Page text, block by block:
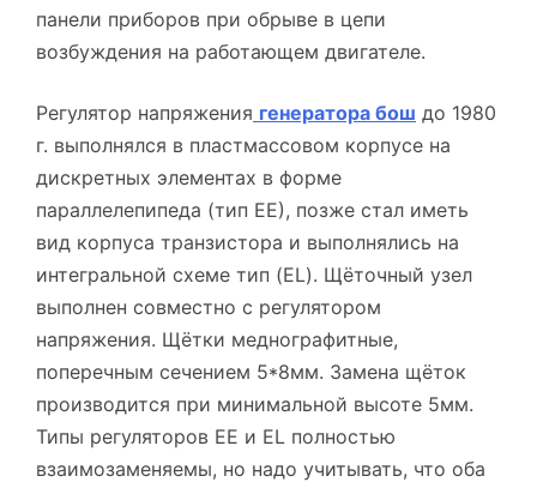
панели приборов при обрыве в цепи
возбуждения на работающем двигателе.
Регулятор напряжения генератора бош до 1980
г. выполнялся в пластмассовом корпусе на
дискретных элементах в форме
параллелепипеда (тип ЕЕ), позже стал иметь
вид корпуса транзистора и выполнялись на
интегральной схеме тип (EL). Щёточный узел
выполнен совместно с регулятором
напряжения. Щётки меднографитные,
поперечным сечением 5*8мм. Замена щёток
производится при минимальной высоте 5мм.
Типы регуляторов EE и EL полностью
взаимозаменяемы, но надо учитывать, что оба